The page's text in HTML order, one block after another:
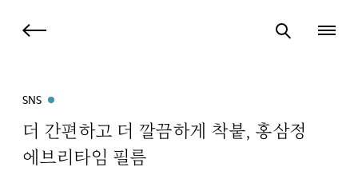
SNS
더 간편하고 더 깔끔하게 착붙, 홍삼정
에브리타임 필름